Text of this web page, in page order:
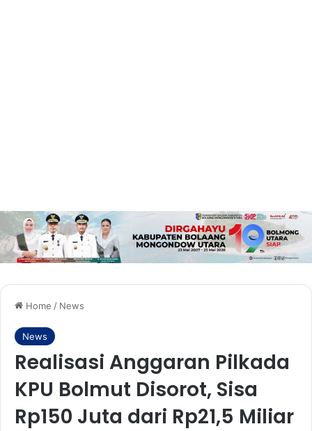
Home / News
News
Realisasi Anggaran Pilkada
KPU Bolmut Disorot, Sisa
Rp150 Juta dari Rp21,5 Miliar